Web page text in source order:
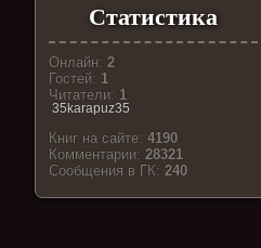
Статистика
Онлайн: 2
Гостей: 1
Читатели: 1
35karapuz35
Книг на сайте: 4190
Комментарии: 28321
Cообщения в ГК: 240